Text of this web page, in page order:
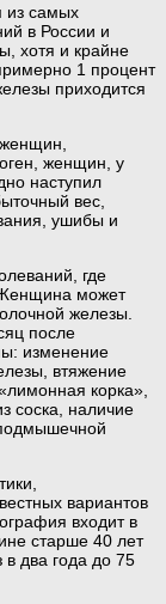
из самых
в России и
хотя и крайне
1 процент
приходится
женщин, у
наступил
вес,
ушибы и
где
может
железы.
после
изменение
втяжение
корка»,
соска, наличие
вариантов
входит в
старше 40 лет
два года до 75